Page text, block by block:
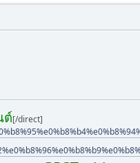
ต์[/direct]